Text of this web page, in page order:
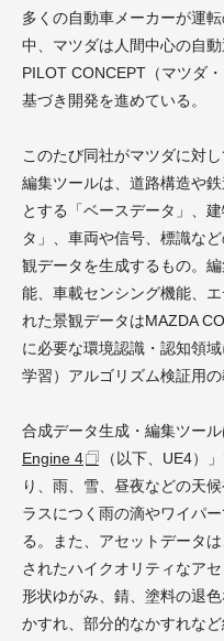
多くの自動車メーカーが運
中、マツダは人間中心の自
PILOT CONCEPT（マツダ
基づき開発を進めている。
このたび同社がマツダに対
編集ツールは、道路構造や
とする「ベースデータ」、
タ」、車両や信号、標識な
観データを生成するもの。
能、車載センシング機能、
れた景観データはMAZDA
に必要な環境認識・認知領
学習）アルゴリズム検証用
合成データ生成・編集ツー
Engine 4
（以下、UE4）
り、雨、雪、昼夜などの天
ラスにつく雨の滴やワイパ
る。また、アセットデータ
されたハイクオリティなア
形状ゆがみ、錆、塗料の退
かすれ、部分的なかすれな